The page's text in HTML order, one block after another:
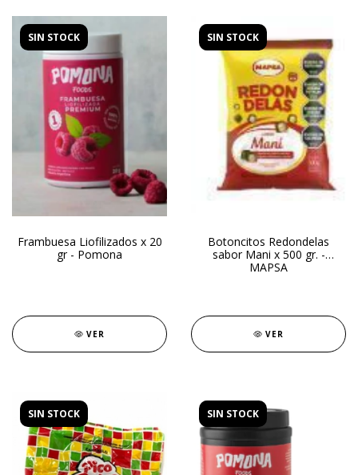
SIN STOCK
Frambuesa Liofilizados x 20
gr - Pomona
VER
SIN STOCK
Botoncitos Redondelas
sabor Mani x 500 gr. -
MAPSA
VER
SIN STOCK SIN STOCK